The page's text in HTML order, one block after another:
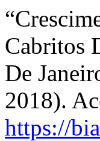
Cabritos
De
2018).
https://